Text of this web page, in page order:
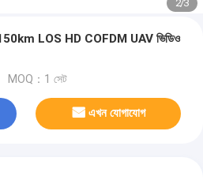
2/3
LOS HD COFDM UAV ভিডিও
MOQ：1 সেট
এখন যোগাযোগ